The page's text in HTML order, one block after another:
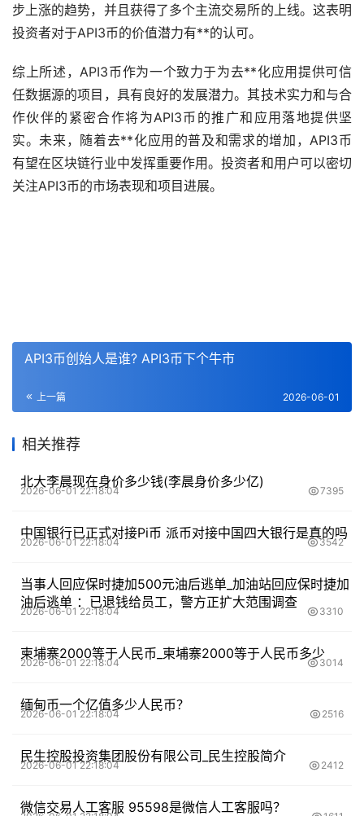
步上涨的趋势，并且获得了多个主流交易所的上线。这表明
投资者对于API3币的价值潜力有**的认可。
综上所述，API3币作为一个致力于为去**化应用提供可信
任数据源的项目，具有良好的发展潜力。其技术实力和与合
作伙伴的紧密合作将为API3币的推广和应用落地提供坚
实。未来，随着去**化应用的普及和需求的增加，API3币
有望在区块链行业中发挥重要作用。投资者和用户可以密切
关注API3币的市场表现和项目进展。
API3币创始人是谁? API3币下个牛市
上一篇 2026-06-01
相关推荐
北大李晨现在身价多少钱(李晨身价多少亿)
2026-06-01 22:18:04 7395
中国银行已正式对接Pi币 派币对接中国四大银行是真的吗
2026-06-01 22:18:04 3542
当事人回应保时捷加500元油后逃单_加油站回应保时捷加
油后逃单 ：已退钱给员工，警方正扩大范围调查
2026-06-01 22:18:04 3310
柬埔寨2000等于人民币_柬埔寨2000等于人民币多少
2026-06-01 22:18:04 3014
缅甸币一个亿值多少人民币？
2026-06-01 22:18:04 2516
民生控股投资集团股份有限公司_民生控股简介
2026-06-01 22:18:04 2412
微信交易人工客服 95598是微信人工客服吗？